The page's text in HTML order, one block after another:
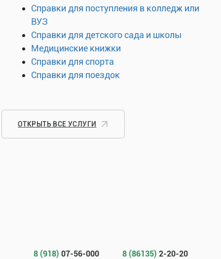
Справки для поступления в колледж или
ВУЗ
Справки для детского сада и школы
Медицинские книжки
Справки для спорта
Справки для поездок
ОТКРЫТЬ ВСЕ УСЛУГИ
8 (918) 07-56-000 8 (86135) 2-20-20